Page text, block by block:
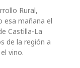
Rural,
esa mañana el
Castilla-La
de la región a
vino.